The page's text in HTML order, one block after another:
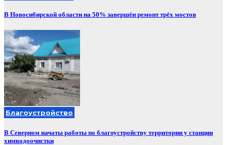
В Новосибирской области на 50% завершён ремонт трёх мостов
Благоустройство
В Северном начаты работы по благоустройству территории у станции
химводоочистки